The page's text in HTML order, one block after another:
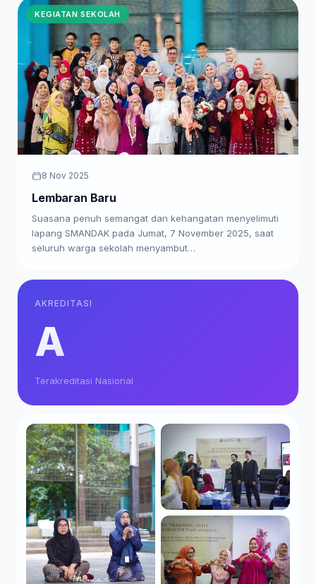
KEGIATAN SEKOLAH
8 Nov 2025
Lembaran Baru
Suasana penuh semangat dan kehangatan menyelimuti
lapang SMANDAK pada Jumat, 7 November 2025, saat
seluruh warga sekolah menyambut…
AKREDITASI
A
Terakreditasi Nasional